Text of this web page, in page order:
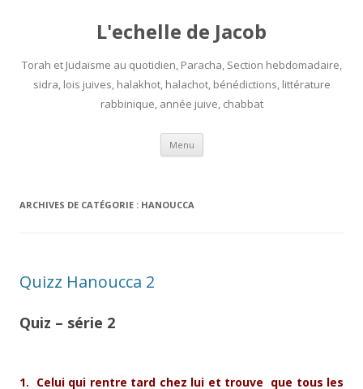
L'echelle de Jacob
Torah et Judaïsme au quotidien, Paracha, Section hebdomadaire,
sidra, lois juives, halakhot, halachot, bénédictions, littérature
rabbinique, année juive, chabbat
Menu Aller
contenu
ARCHIVES DE CATÉGORIE : HANOUCCA
Quizz Hanoucca 2
Quiz – série 2
1. Celui qui rentre tard chez lui et trouve que tous les